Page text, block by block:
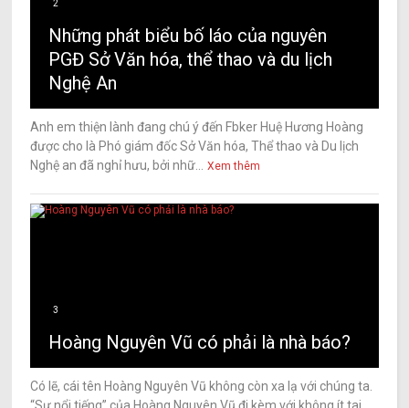
2
Những phát biểu bố láo của nguyên
PGĐ Sở Văn hóa, thể thao và du lịch
Nghệ An
Anh em thiện lành đang chú ý đến Fbker Huệ Hương Hoàng
được cho là Phó giám đốc Sở Văn hóa, Thể thao và Du lịch
Nghệ an đã nghỉ hưu, bởi nhữ...
Xem thêm
3
Hoàng Nguyên Vũ có phải là nhà báo?
Có lẽ, cái tên Hoàng Nguyên Vũ không còn xa lạ với chúng ta.
“Sự nổi tiếng” của Hoàng Nguyên Vũ đi kèm với không ít tai